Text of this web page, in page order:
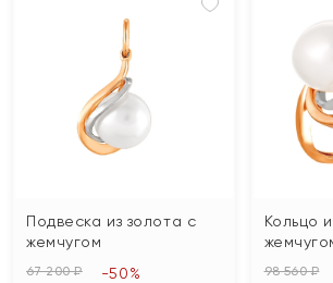
Подвеска из золота с
жемчугом
67 200 ₽ -50%
Кольцо
98 560 ₽